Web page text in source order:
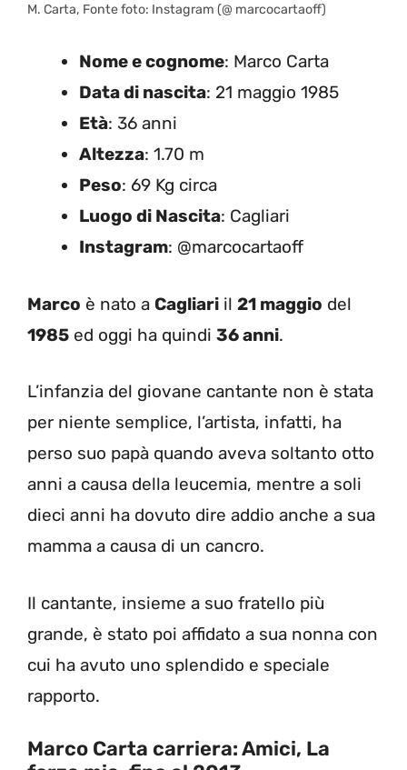
M. Carta, Fonte foto: Instagram (@ marcocartaoff)
Nome e cognome: Marco Carta
Data di nascita: 21 maggio 1985
Età: 36 anni
Altezza: 1.70 m
Peso: 69 Kg circa
Luogo di Nascita: Cagliari
Instagram: @marcocartaoff
Marco è nato a Cagliari il 21 maggio del
1985 ed oggi ha quindi 36 anni.
L’infanzia del giovane cantante non è stata
per niente semplice, l’artista, infatti, ha
perso suo papà quando aveva soltanto otto
anni a causa della leucemia, mentre a soli
dieci anni ha dovuto dire addio anche a sua
mamma a causa di un cancro.
Il cantante, insieme a suo fratello più
grande, è stato poi affidato a sua nonna con
cui ha avuto uno splendido e speciale
rapporto.
Marco Carta carriera: Amici, La